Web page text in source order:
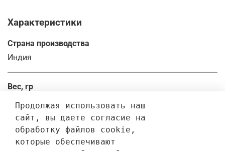
Характеристики
Страна производства
Индия
Вес, гр
100.0
Отзывы
Продолжая использовать наш
сайт, вы даете согласие на
обработку файлов cookie,
которые обеспечивают